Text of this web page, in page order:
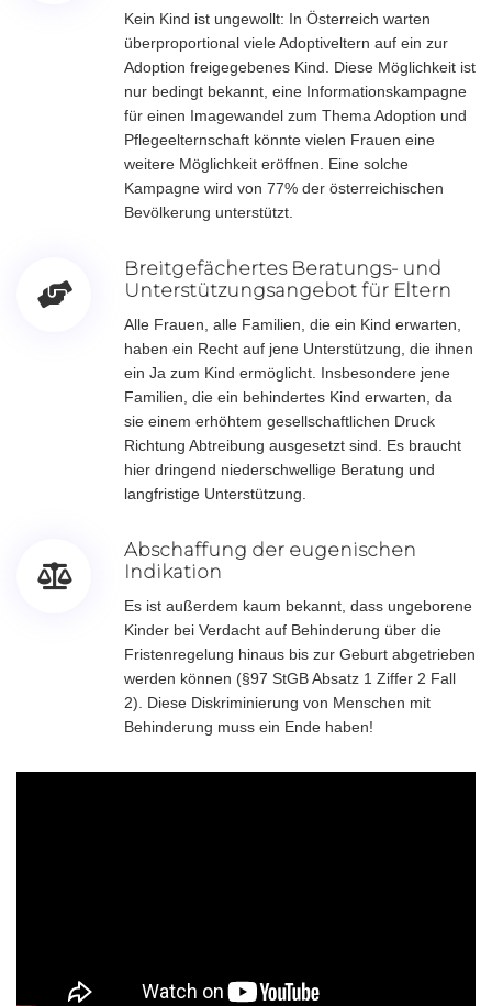
Kein Kind ist ungewollt: In Österreich warten
überproportional viele Adoptiveltern auf ein zur
Adoption freigegebenes Kind. Diese Möglichkeit ist
nur bedingt bekannt, eine Informationskampagne
für einen Imagewandel zum Thema Adoption und
Pflegeelternschaft könnte vielen Frauen eine
weitere Möglichkeit eröffnen. Eine solche
Kampagne wird von 77% der österreichischen
Bevölkerung unterstützt.
Breitgefächertes Beratungs- und
Unterstützungsangebot für Eltern
Alle Frauen, alle Familien, die ein Kind erwarten,
haben ein Recht auf jene Unterstützung, die ihnen
ein Ja zum Kind ermöglicht. Insbesondere jene
Familien, die ein behindertes Kind erwarten, da
sie einem erhöhtem gesellschaftlichen Druck
Richtung Abtreibung ausgesetzt sind. Es braucht
hier dringend niederschwellige Beratung und
langfristige Unterstützung.
Abschaffung der eugenischen
Indikation
Es ist außerdem kaum bekannt, dass ungeborene
Kinder bei Verdacht auf Behinderung über die
Fristenregelung hinaus bis zur Geburt abgetrieben
werden können (§97 StGB Absatz 1 Ziffer 2 Fall
2). Diese Diskriminierung von Menschen mit
Behinderung muss ein Ende haben!